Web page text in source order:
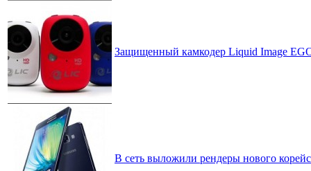
Защищенный камкодер Liquid Image
В сеть выложили рендеры нового